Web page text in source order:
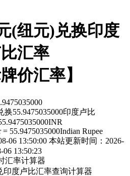
(纽元)兑换印度
汇率
价汇率】
换55.9475035000印度卢比
INR
= 55.9475035000Indian Rupee
06 13:50:00本站更新时间：2026-
06 13:50:23
汇率计算器
印度卢比汇率查询计算器